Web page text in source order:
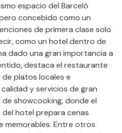
espacio del Barceló
concebido como un
de primera clase solo
como un hotel dentro de
dado una gran importancia a
destaca el restaurante
de platos locales e
y servicios de gran
showcooking, donde el
hotel prepara cenas
memorables. Entre otros